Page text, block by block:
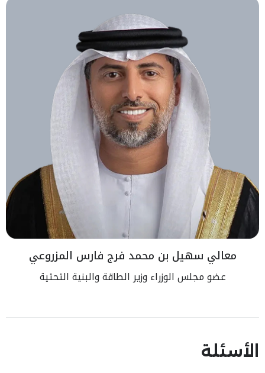
معالي سهيل بن محمد فرج فارس المزروعي
عضو مجلس الوزراء وزير الطاقة والبنية التحتية
الأسئلة